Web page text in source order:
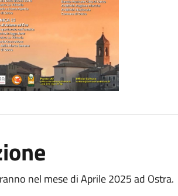
nel mese di Aprile 2025 ad Ostra.